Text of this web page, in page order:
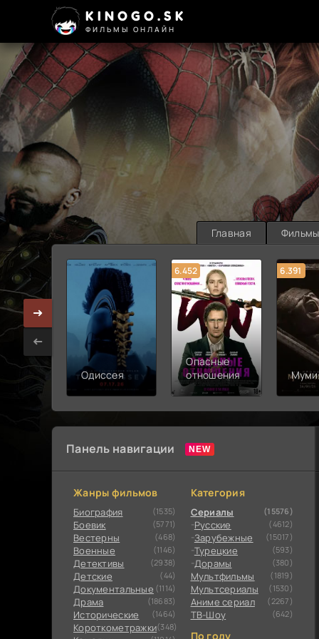
KINOGO.SK
ФИЛЬМЫ ОНЛАЙН
Главная Фильмы
Одиссея
6.452
Опасные
отношения
6.391
Панель навигации
Жанры фильмов
Биография (1535)
Боевик (5771)
Вестерны (468)
Военные (1146)
Детективы (2938)
Детские (44)
Документальные (1114)
Драма (18683)
Исторические (1464)
Короткометражки(348)
Категория
Сериалы (15576)
Русские (4612)
Зарубежные (15017)
Турецкие (593)
Дорамы (380)
Мультфильмы (1819)
Мультсериалы (1530)
Аниме сериал (2267)
ТВ-Шоу (642)
По году